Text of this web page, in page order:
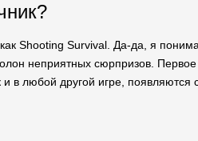
Shooting Survival. Да-да, я
неприятных сюрпризов.
и в любой другой игре,